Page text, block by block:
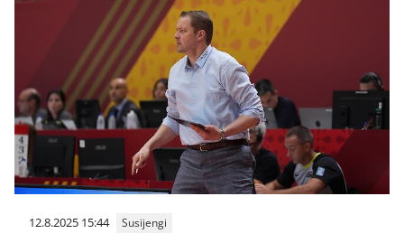
12.8.2025 15:44 Susijengi